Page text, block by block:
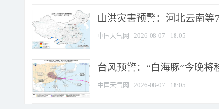
山洪灾害预警：河北云南
中国天气网 2026-08-07 18:05
台风预警：“白海豚”今晚将
中国天气网 2026-08-07 18:05